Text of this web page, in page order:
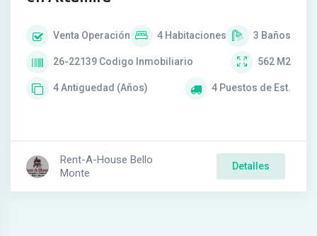
Venta Operación 4 Habitaciones 3 Baños
26-22139 Codigo Inmobiliario 562 M2
4Antiguedad (Años) 4 Puestos de Est.
Rent-A-House Bello
Monte
Detalles